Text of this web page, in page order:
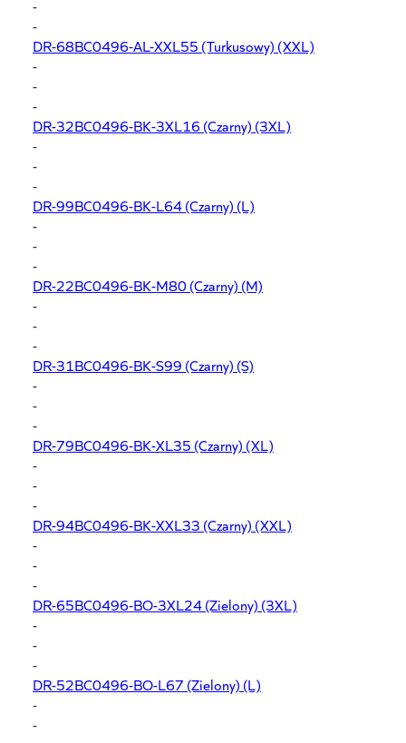
-
-
DR-68BC0496-AL-XXL55 (Turkusowy) (XXL)
-
-
-
DR-32BC0496-BK-3XL16 (Czarny) (3XL)
-
-
-
DR-99BC0496-BK-L64(Czarny) (L)
-
-
-
DR-22BC0496-BK-M80(Czarny) (M)
-
-
-
DR-31BC0496-BK-S99 (Czarny) (S)
-
-
-
DR-79BC0496-BK-XL35 (Czarny) (XL)
-
-
-
DR-94BC0496-BK-XXL33 (Czarny) (XXL)
-
-
-
DR-65BC0496-BO-3XL24(Zielony) (3XL)
-
-
-
DR-52BC0496-BO-L67 (Zielony) (L)
-
-